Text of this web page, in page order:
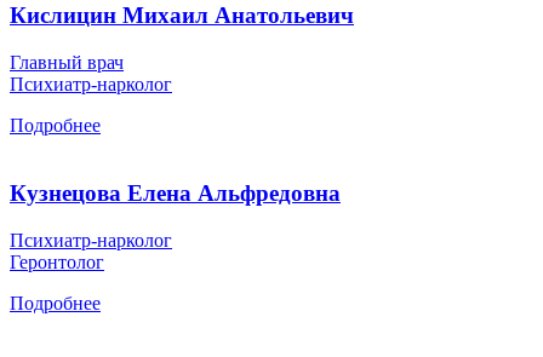
Кислицин Михаил Анатольевич
Главный врач
Психиатр-нарколог
Подробнее
Кузнецова Елена Альфредовна
Психиатр-нарколог
Геронтолог
Подробнее